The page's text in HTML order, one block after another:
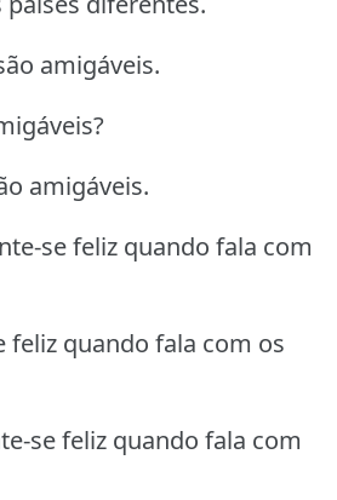
amigáveis.
amigáveis.
se feliz quando fala com
feliz quando fala com os
se feliz quando fala com